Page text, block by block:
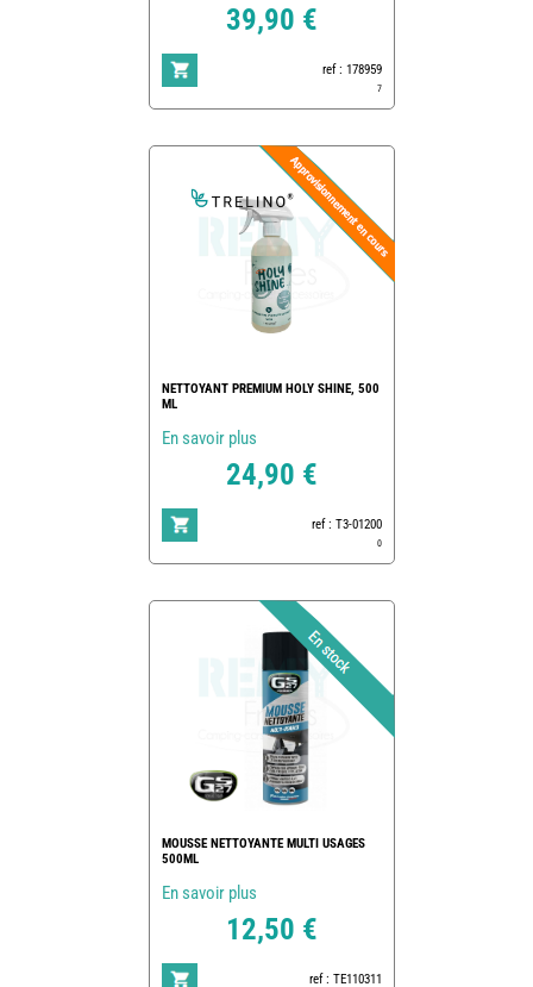
39,90 €
ref : 178959
7
NETTOYANT PREMIUM HOLY SHINE, 500
ML
En savoir plus
24,90 €
ref : T3-01200
0
MOUSSE NETTOYANTE MULTI USAGES
500ML
En savoir plus
12,50 €
ref : TE110311